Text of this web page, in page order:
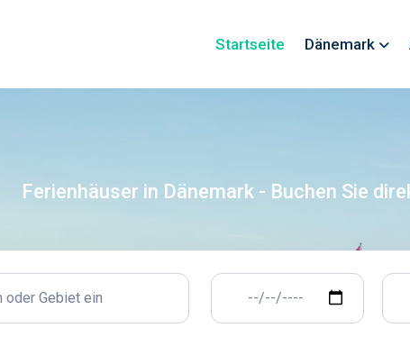
Startseite Dänemark
Ferienhäuser in Dänemark - Buchen Sie